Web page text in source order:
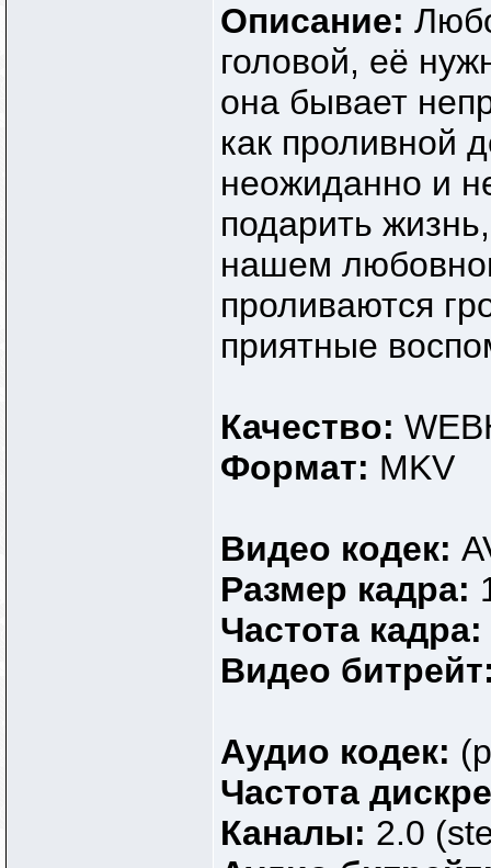
Описание:
головой, её
она бывает
как проливной
неожиданно и
подарить
нашем
проливаются
приятные
Качество:
Формат: MKV
Видео кодек:
Размер кадра:
Частота кадра:
Видео
Аудио кодек:
Частота
Каналы: 2.0